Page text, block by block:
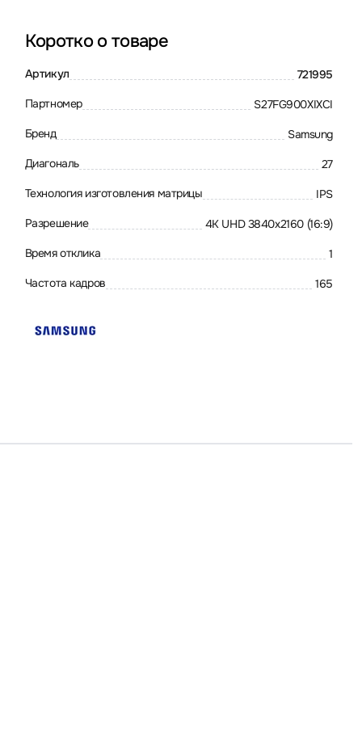
Коротко о товаре
Артикул 721995
Партномер S27FG900XIXCI
Бренд Samsung
Диагональ 27
Технология изготовления матрицы IPS
Разрешение 4K UHD 3840x2160 (16:9)
Время отклика 1
Частота кадров 165